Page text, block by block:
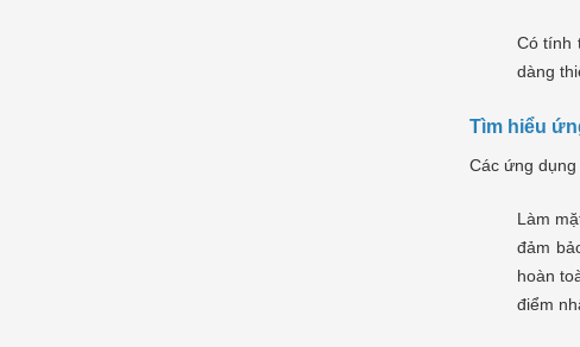
Có tính
dàng
Tìm hiểu
Các ứng
Làm
đảm
hoàn
điểm